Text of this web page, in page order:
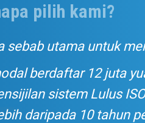
pilih kami?
sebab utama untuk
berdaftar 12 juta
sistem Lulus
daripada 10 tahun